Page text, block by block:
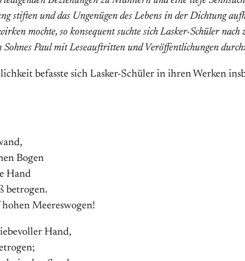
stiften und das Ungenügen des Lebens in der Dichtung
mochte, so konsequent suchte sich Lasker-Schüler
Paul mit Leseauftritten und Veröffentlichungen
befasste sich Lasker-Schüler in ihren Werken
Bogen
Hand
betrogen.
Meereswogen!
Hand,